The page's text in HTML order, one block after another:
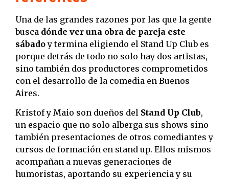
Una de las grandes razones por las que la gente
busca dónde ver una obra de pareja este
sábadoy termina eligiendo el Stand Up Club es
porque detrás de todo no solo hay dos artistas,
sino también dos productores comprometidos
con el desarrollo de la comedia en Buenos
Aires.
Kristof y Maio son dueños del Stand Up Club,
un espacio que no solo alberga sus shows sino
también presentaciones de otros comediantes y
cursos de formación en stand up. Ellos mismos
acompañan a nuevas generaciones de
humoristas, aportando su experiencia y su